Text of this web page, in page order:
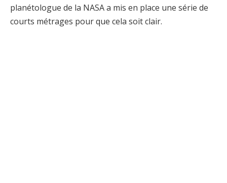
planétologue de la NASA a mis en place une série de
courts métrages pour que cela soit clair.